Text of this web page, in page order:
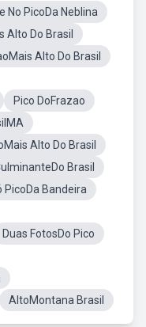
No PicoDa Neblina
Alto Do Brasil
Alto Do Brasil
Pico DoFrazao
Alto Do Brasil
Brasil
PicoDa Bandeira
Duas FotosDo Pico
AltoMontana Brasil